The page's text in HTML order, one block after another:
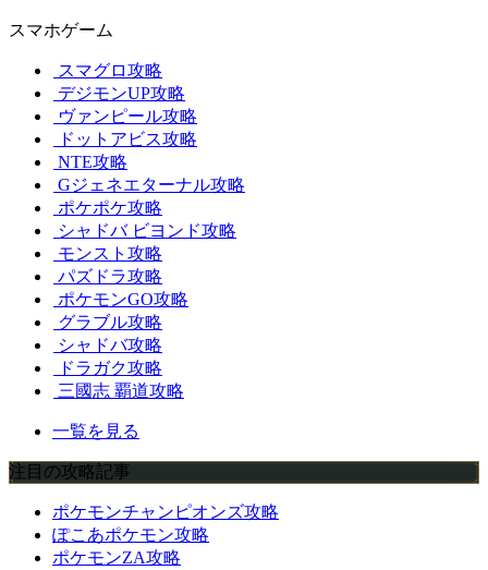
スマホゲーム
スマグロ攻略
デジモンUP攻略
ヴァンピール攻略
ドットアビス攻略
NTE攻略
Gジェネエターナル攻略
ポケポケ攻略
シャドバ ビヨンド攻略
モンスト攻略
パズドラ攻略
ポケモンGO攻略
グラブル攻略
シャドバ攻略
ドラガク攻略
三國志 覇道攻略
一覧を見る
注目の攻略記事
ポケモンチャンピオンズ攻略
ぽこあポケモン攻略
ポケモンZA攻略